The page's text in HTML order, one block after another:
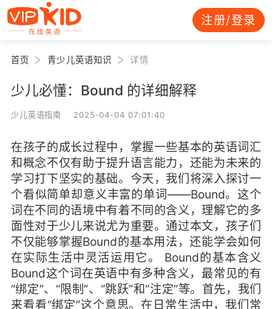
注册/登录
首页 青少儿英语知识 详情
少儿必懂：Bound 的详细解释
少儿英语指南 2025-04-04 07:01:40
在孩子的成长过程中，掌握一些基本的英语词汇
和概念不仅有助于提升语言能力，还能为未来的
学习打下坚实的基础。今天，我们将深入探讨一
个看似简单却意义丰富的单词——Bound。这个
词在不同的语境中有着不同的含义，理解它的多
面性对于少儿来说尤为重要。通过本文，孩子们
不仅能够掌握Bound的基本用法，还能学会如何
在实际生活中灵活运用它。 Bound的基本含义
Bound这个词在英语中有多种含义，最常见的有
“绑定”、“限制”、“跳跃”和“注定”等。首先，我们
来看看“绑定”这个意思。在日常生活中，我们常